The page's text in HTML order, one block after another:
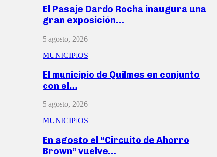
El Pasaje Dardo Rocha inaugura una
gran exposición…
5 agosto, 2026
MUNICIPIOS
El municipio de Quilmes en conjunto
con el…
5 agosto, 2026
MUNICIPIOS
En agosto el “Circuito de Ahorro
Brown” vuelve…